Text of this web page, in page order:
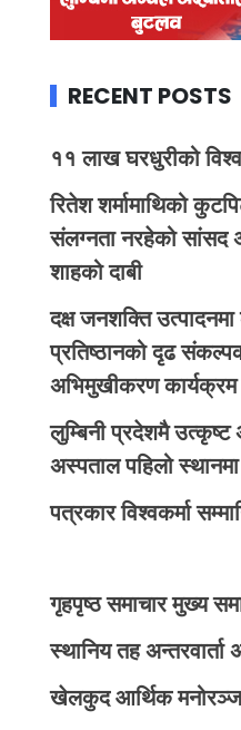
RECENT POSTS
११ लाख घरधुरीको
रितेश शर्मामाथिको
संलग्नता नरहेको सांसद
शाहको दाबी
दक्ष जनशक्ति
प्रतिष्ठानको दृढ
अभिमुखीकरण कार्यक्रम
लुम्बिनी प्रदेशमै
अस्पताल पहिलो स्थानमा
पत्रकार विश्वकर्मा
गृहपृष्ठ समाचार मुख्य
स्थानिय तह अन्तरवार्ता
खेलकुद आर्थिक